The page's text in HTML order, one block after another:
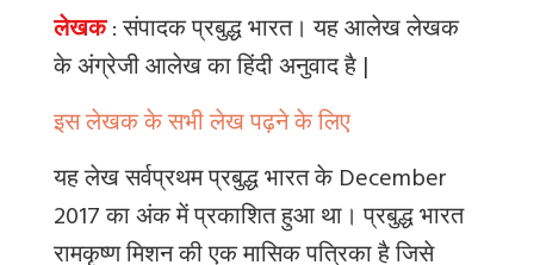
लेखक: संपादक प्रबुद्ध भारत।यहआलेखलेखक
केअंग्रेजीआलेखकाहिंदीअनुवादहै|
इस लेखक के सभी लेख पढ़ने के लिए
यह लेख सर्वप्रथम प्रबुद्ध भारत के December
2017 का अंक में प्रकाशित हुआ था। प्रबुद्ध भारत